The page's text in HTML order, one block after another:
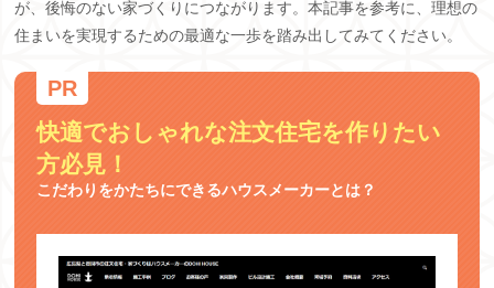
が、後悔のない家づくりにつながります。本記事を参考に、理想の
住まいを実現するための最適な一歩を踏み出してみてください。
快適でおしゃれな注文住宅を作りたい
方必見！
こだわりをかたちにできるハウスメーカーとは？